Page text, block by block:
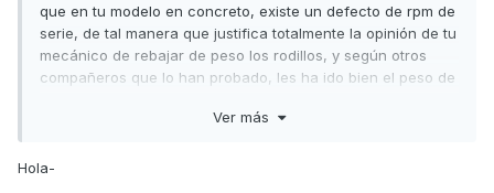
que en tu modelo en concreto, existe un defecto de rpm de
serie, de tal manera que justifica totalmente la opinión de tu
mecánico de rebajar de peso los rodillos, y según otros
compañeros que lo han probado, les ha ido bien el peso de
poligonales no han visto tal mejora porque están diseñados
necesita rpm para poder incluso subir más de velocidad,
Ver más
Hola-